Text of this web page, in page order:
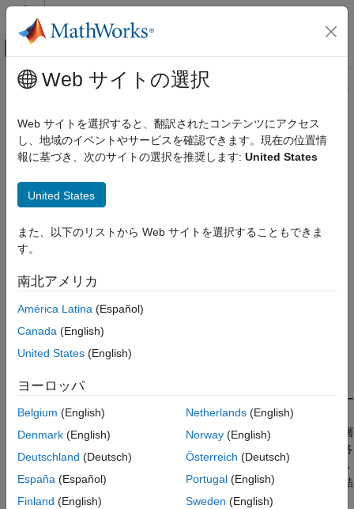
コンテンツへスキップ
オフキャンバス ナビゲーション メ
ドキュメンテーションのホーム
Statistics and Machine Learning Toolbox
分類
項目一覧
構文
例
入力引数
名前と値の引数
出力引数
ヒント
バージョン履歴
参考
メインコンテンツ
このページの内容は最新ではありません。最新版の英語を参照す
fitcnet
ニューラル ネットワーク分類モデルの学習
構文
Mdl = fitcnet(Tbl,formula)
Mdl = fitcnet(Tbl,Y)
Mdl = fitcnet(
[Mdl,AggregateOptimizationResults] = fitcnet(
fitcnetは、全結合のフィードフォワード ニューラル ネットワー
クなど、分類用のニューラル ネットワークの学習に使用します。
全結合のフィードフォワード ネットワークでは、最初の全結合層
にネットワーク入力 (予測子データ) からの結合があり、後続の各
層に前の層からの結合があります。各全結合層では、入力に重み
行列が乗算されてからバイアス ベクトルが加算されます。各全結
合層の後には活性化関数が続きます。最終全結合層とそれに続く
Web サイトの選択
Web サイトを選択すると、翻訳されたコンテンツにアクセス
し、地域のイベントやサービスを確認できます。現在の位置情
報に基づき、次のサイトの選択を推奨します: United States
United States
また、以下のリストから Web サイトを選択することもできま
す。
南北アメリカ
América Latina (Español)
Canada (English)
United States (English)
ヨーロッパ
Belgium (English)
Denmark (English)
Deutschland (Deutsch)
España (Español)
Finland (English)
Netherlands(English)
Norway(English)
Österreich (Deutsch)
Portugal(English)
Sweden (English)